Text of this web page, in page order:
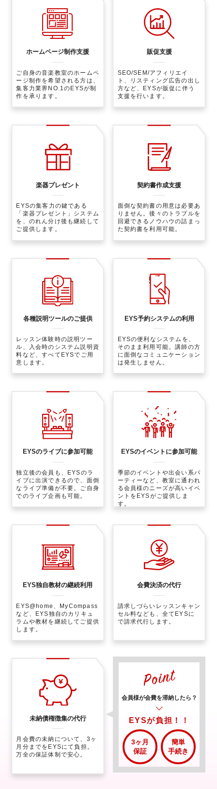
ホームページ制作支援
ご自身の音楽教室のホームペ
ージ制作を希望される方は、
集客力業界NO.1のEYSが制
作を承ります。
販促支援
SEO/SEM/アフィリエイ
ト、リスティング広告の出し
方など、EYSが販促に伴う
支援を行います。
楽器プレゼント
EYSの集客力の鍵である
「楽器プレゼント」システム
を、のれん分け後も継続して
ご提供します。
契約書作成支援
面倒な契約書の用意は必要あ
りません。後々のトラブルを
回避できるノウハウの詰まっ
た契約書を利用可能。
各種説明ツールのご提供
レッスン体験時の説明ツー
ル、入会時のシステム説明資
料など、すべてEYSでご用
意します。
EYS予約システムの利用
EYSの便利なシステムを、
そのまま利用可能。講師の方
に面倒なコミュニケーション
は発生しません。
EYSのライブに参加可能
独立後の会員も、EYSのラ
イブに出演できるので、面倒
なライブ準備が不要。ご自身
でのライブ企画も可能。
EYSのイベントに参加可能
季節のイベントや出会い系パ
ーティーなど、教室に通われ
る会員様のニーズが高いイベ
ントをEYSがご提供しま
す。
EYS独自教材の継続利用
EYS@home、MyCompass
など、EYS独自のカリキュ
ラムや教材を継続してご提供
します。
会費決済の代行
請求しづらいレッスンキャン
セル料なども、全てEYSに
で請求代行します。
未納債権徴集の代行
月会費の未納について、3ヶ
月分までをEYSにて負担。
万全の保証体制で安心。
会員様が会費を滞納したら？
EYSが負担！！
3ヶ月
保証
簡単
手続き